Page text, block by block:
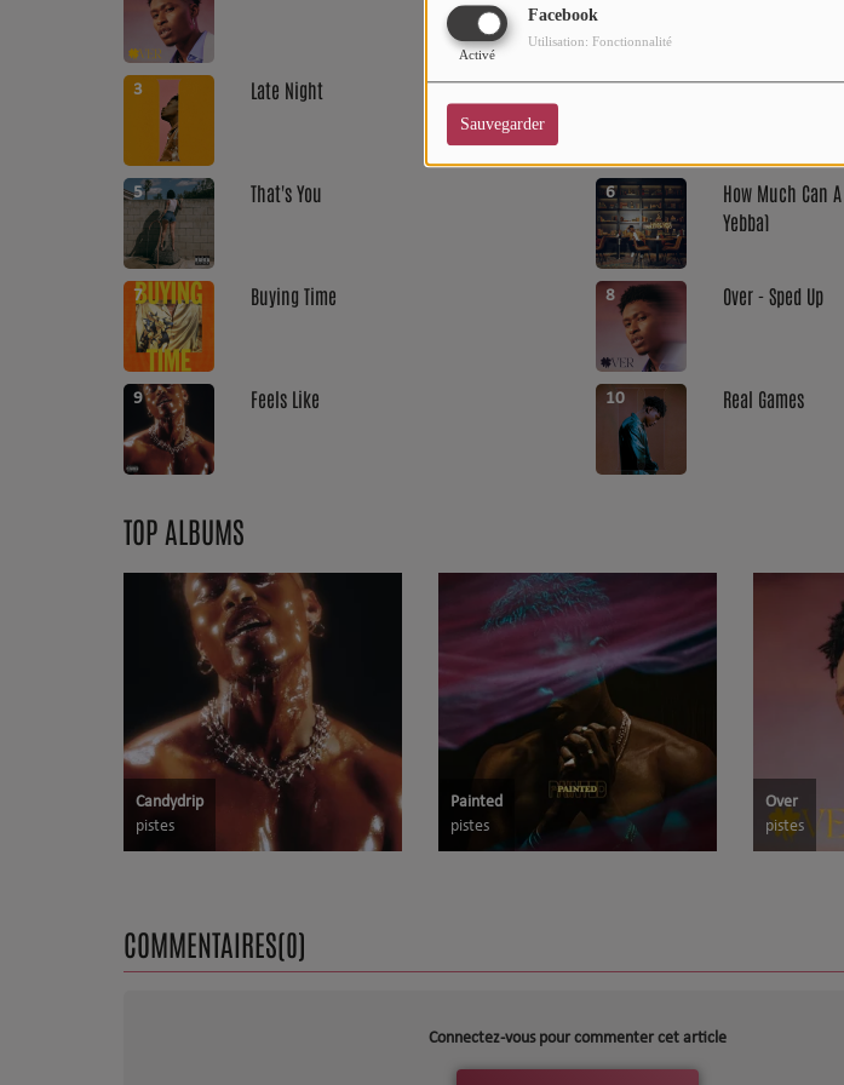
Facebook
Activé
Utilisation: Fonctionnalité
Sauvegarder
Top Soul Addict
SOUL ADDICT RADIO
Grille des programmes
Titres diffusés
MY SOUL ADDICT
L'équipe Soul Addict
3 Late Night Roll Some Mo
5 That's You 6
How Much Can
Yebba)
7 Buying Time 8 Over - Sped Up
9 Feels Like 10 Real Games
TOP ALBUMS
Candydrip
pistes
Painted
pistes
Over
pistes
COMMENTAIRES(0)
Connectez-vous pour commenter cet article